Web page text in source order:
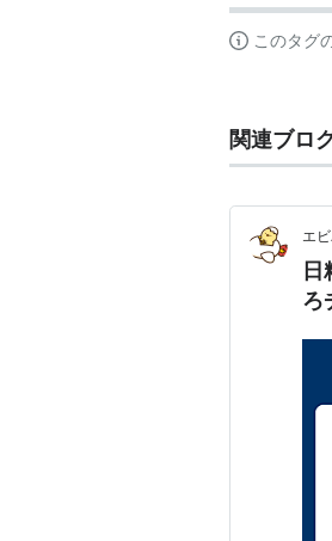
このタグ
関連ブロ
エ
日
ろ